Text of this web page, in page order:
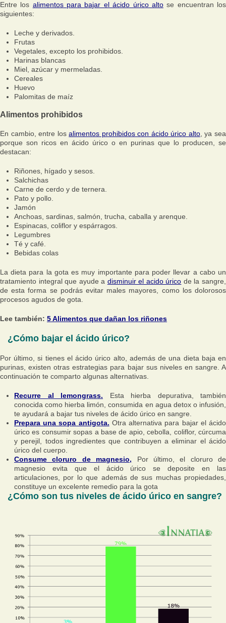
Entre los alimentos para bajar el ácido úrico altose encuentran los
siguientes:
Leche y derivados.
Frutas
Vegetales, excepto los prohibidos.
Harinas blancas
Miel, azúcar y mermeladas.
Cereales
Huevo
Palomitas de maíz
Alimentos prohibidos
En cambio, entre losalimentos prohibidos con ácido úrico alto, ya sea
porque son ricos en ácido úrico o en purinas que lo producen, se
destacan:
Riñones, hígado y sesos.
Salchichas
Carne de cerdo y de ternera.
Pato y pollo.
Jamón
Anchoas, sardinas, salmón, trucha, caballa y arenque.
Espinacas, coliflor y espárragos.
Legumbres
Té y café.
Bebidas colas
La dieta para la gota es muy importante para poder llevar a cabo un
tratamiento integral que ayude a disminuir el acido úrico de la sangre,
de esta forma se podrás evitar males mayores, como los dolorosos
procesos agudos de gota.
Lee también: 5 Alimentos que dañan los riñones
¿Cómo bajar el ácido úrico?
Por último, si tienes el ácido úrico alto, además de una dieta baja en
purinas, existen otras estrategias para bajar sus niveles en sangre. A
continuación te comparto algunas alternativas.
Recurre al lemongrass. Esta hierba depurativa, también
conocida como hierba limón, consumida en agua detox o infusión,
te ayudará a bajar tus niveles de ácido úrico en sangre.
Prepara una sopa antigota. Otra alternativa para bajar el ácido
úrico es consumir sopas a base de apio, cebolla, coliflor, cúrcuma
y perejil, todos ingredientes que contribuyen a eliminar el ácido
úrico del cuerpo.
Consume cloruro de magnesio, Por último, el cloruro de
magnesio evita que el ácido úrico se deposite en las
articulaciones, por lo que además de sus muchas propiedades,
constituye un excelente remedio para la gota
¿Cómo son tus niveles de ácido úrico en sangre?